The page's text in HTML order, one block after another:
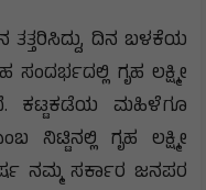
ತತ್ತರಿಸಿದ್ದು, ದಿನ ಬಳಕೆಯ
ಗೃಹ ಲಕ್ಷ್ಮೀ‌
ಕಟ್ಟಕಡೆಯ ಮಹಿಳೆಗೂ
ಗೃಹ ಲಕ್ಷ್ಮೀ
ನಮ್ಮ ಸರ್ಕಾರ ಜನಪರ